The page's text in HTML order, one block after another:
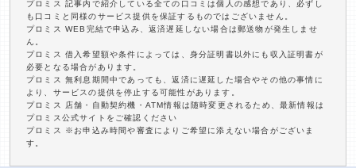
プロミス 記事内で紹介している全ての口コミは個人の感想であり、必ずし
も口コミと同様のサービス提供を保証するものではございません。
プロミス WEB完結で申込み、返済遅延しない場合は郵送物が発生しませ
ん。
プロミス 借入希望額や条件によっては、身分証明書以外にも収入証明書が
必要となる場合があります。
プロミス 無利息期間中であっても、返済に遅延した場合やその他の事情に
より、サービスの提供を停止する可能性があります。
プロミス 店舗・自動契約機・ATM情報は随時変更されるため、最新情報は
プロミス公式サイトをご確認ください
プロミス ※お申込み時間や審査によりご希望に添えない場合がございま
す。